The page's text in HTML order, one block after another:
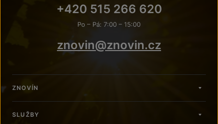
+420 515 266 620
Po – Pá: 7:00 – 15:00
znovin@znovin.cz
ZNOVÍN
SLUŽBY